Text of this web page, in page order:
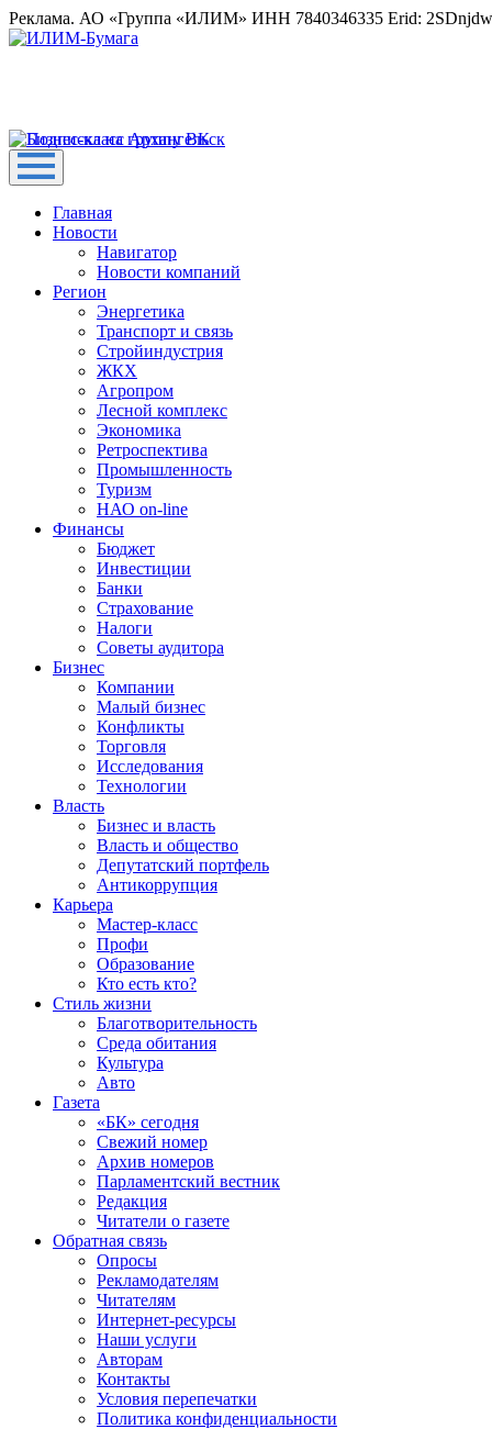
Реклама. АО «Группа «ИЛИМ» ИНН 7840346335 Erid:
Главная
Новости
Навигатор
Новости компаний
Регион
Энергетика
Транспорт и связь
Стройиндустрия
ЖКХ
Агропром
Лесной комплекс
Экономика
Ретроспектива
Промышленность
Туризм
НАО on-line
Финансы
Бюджет
Инвестиции
Банки
Страхование
Налоги
Советы аудитора
Бизнес
Компании
Малый бизнес
Конфликты
Торговля
Исследования
Технологии
Власть
Бизнес и власть
Власть и общество
Депутатский портфель
Антикоррупция
Карьера
Мастер-класс
Профи
Образование
Кто есть кто?
Стиль жизни
Благотворительность
Среда обитания
Культура
Авто
Газета
«БК» сегодня
Свежий номер
Архив номеров
Парламентский вестник
Редакция
Читатели о газете
Обратная связь
Опросы
Рекламодателям
Читателям
Интернет-ресурсы
Наши услуги
Авторам
Контакты
Условия перепечатки
Политика конфиденциальности